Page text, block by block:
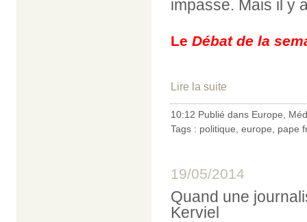
impasse. Mais il y
Le Débat de la
Lire la suite
10:12 Publié dans Europe
Tags : politique europe pape
19/05/2014
Quand une
Kerviel